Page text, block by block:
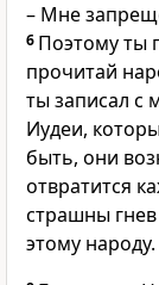
– Мне
6 Поэтому ты
прочитай
ты записал с
Иудеи,
быть, они
отвратится
страшны
этому народу.